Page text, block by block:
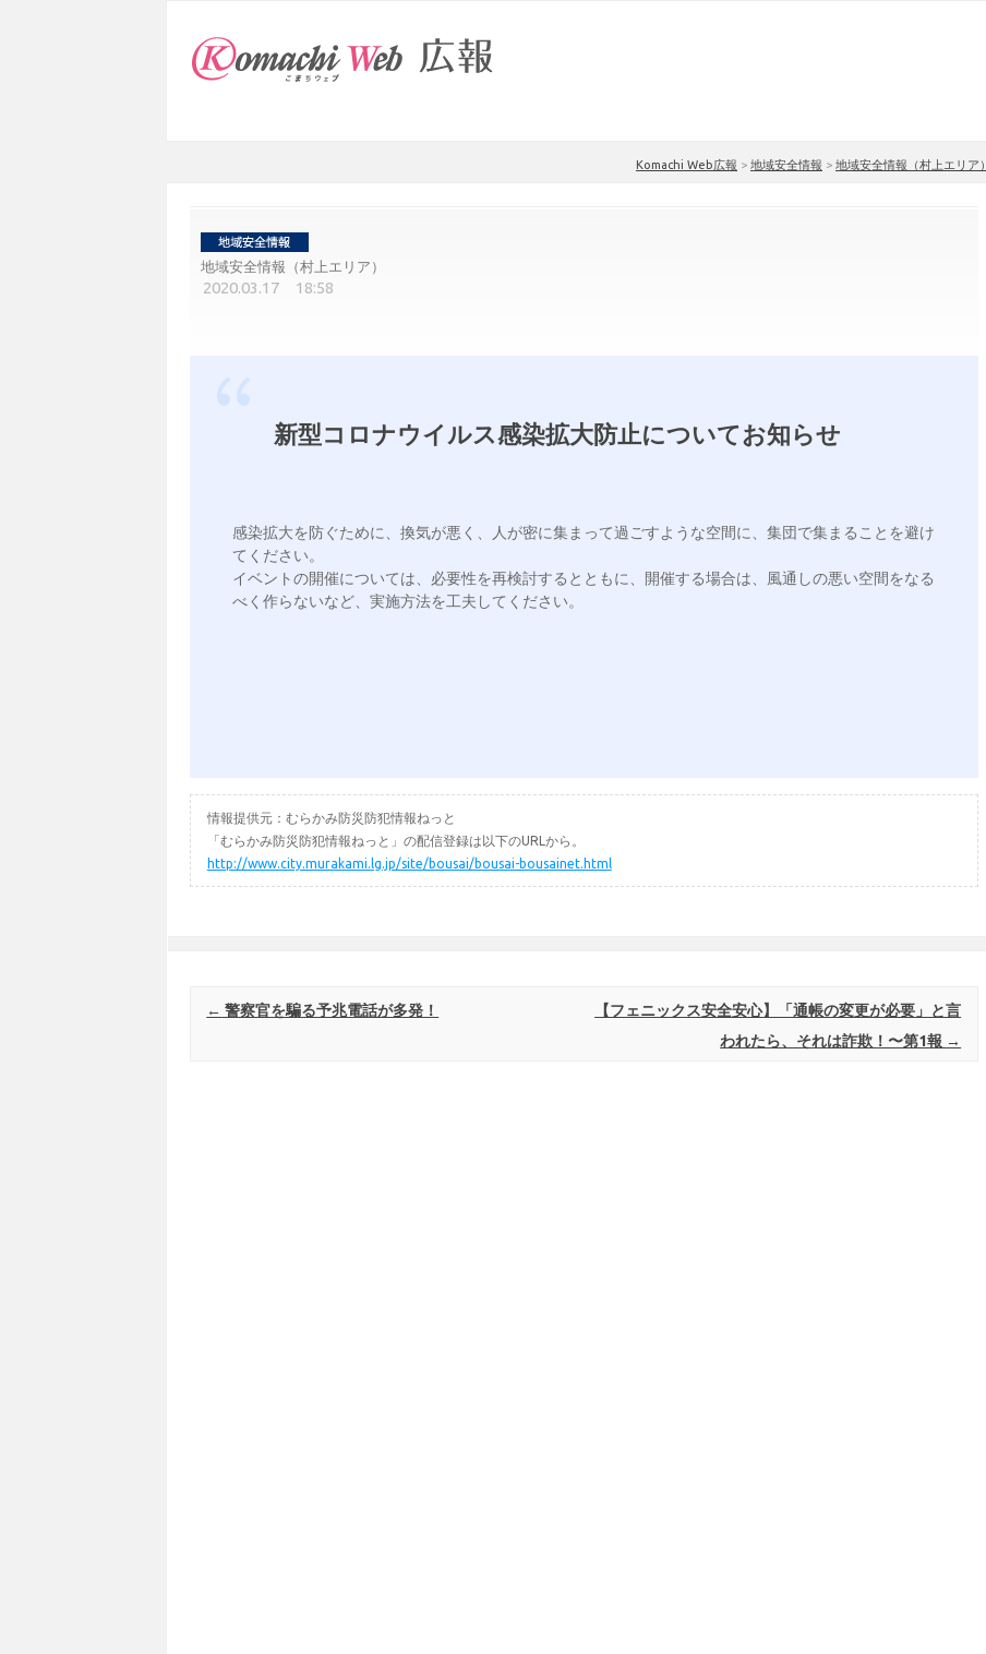
Komachi Web広報 > 地域安全情報 > 地域安全情報（村上エリア）
地域安全情報（村上エリア）
2020.03.17 18:58
新型コロナウイルス感染拡大防止についてお知らせ
感染拡大を防ぐために、換気が悪く、人が密に集まって過ごすような空間に、集団で集まることを避け
てください。
イベントの開催については、必要性を再検討するとともに、開催する場合は、風通しの悪い空間をなる
べく作らないなど、実施方法を工夫してください。
情報提供元：むらかみ防災防犯情報ねっと
「むらかみ防災防犯情報ねっと」の配信登録は以下のURLから。
http://www.city.murakami.lg.jp/site/bousai/bousai-bousainet.html
Post navigation
← 警察官を騙る予兆電話が多発！
【フェニックス安全安心】「通帳の変更が必要」と言
われたら、それは詐欺！〜第1報 →